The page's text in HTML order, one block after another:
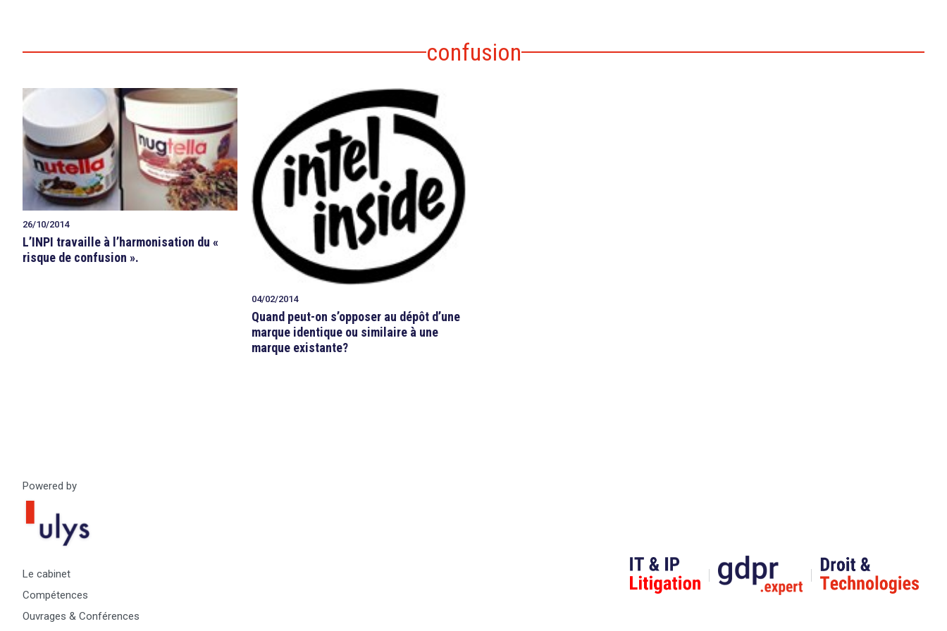
confusion
26/10/2014
L’INPI travaille à l’harmonisation du «
risque de confusion ».
04/02/2014
Quand peut-on s’opposer au dépôt d’une
marque identique ou similaire à une
marque existante?
search
Powered by
Le cabinet
Compétences
Ouvrages & Conférences